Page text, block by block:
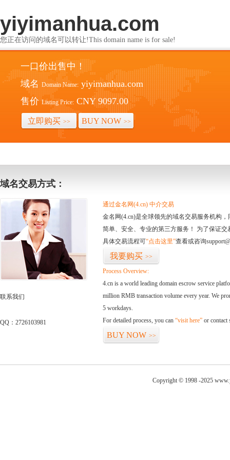
yiyimanhua.com
您正在访问的域名可以转让!This domain name is for sale!
一口价出售中！
域名 Domain Name: yiyimanhua.com
售价 Listing Price: CNY 9097.00
立即购买 >> BUY NOW >>
域名交易方式：
联系我们
QQ：2726103981
通过金名网(4.cn) 中介交易
金名网(4.cn)是全球领先的域名交易服务机构
简单、安全、专业的第三方服务！ 为了保证
具体交易流程可“点击这里”查看或咨询
我要购买 >>
Process Overview:
4.cn is a world leading domain escrow service
million RMB transaction volume every year. We
5 workdays.
For detailed process, you can “visit here” or contact
BUY NOW >>
Copyright © 1998 -2025